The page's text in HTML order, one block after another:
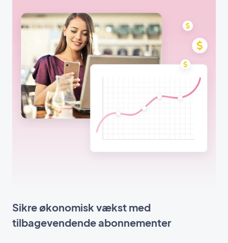
Sikre økonomisk vækst med
tilbagevendende abonnementer